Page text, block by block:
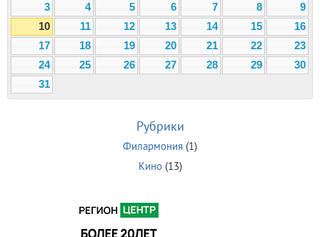
3
4 5 6 7 8
9
10
11 12 13 14 15
16
17
18 19 20 21 22
23
24
25 26 27 28 29
30
31
Рубрики
Филармония (1)
Кино(13)